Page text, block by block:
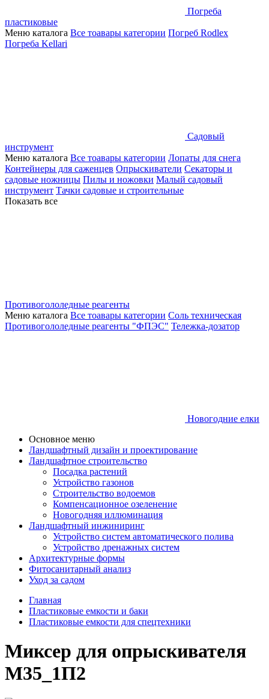
Погреба
пластиковые
Меню каталога Все тоавары категории Погреб Rodlex
Погреба Kellari
Садовый
инструмент
Меню каталога Все тоавары категории Лопаты для снега
Контейнеры для саженцев Опрыскиватели Секаторы и
садовые ножницы Пилы и ножовки Малый садовый
инструмент Тачки садовые и строительные
Показать все
Противогололедные реагенты
Меню каталога Все тоавары категории Соль техническая
Противогололедные реагенты "ФПЭС" Тележка-дозатор
Новогодние елки
Основное меню
Ландшафтный дизайн и проектирование
Ландшафтное строительство
Посадка растений
Устройство газонов
Строительство водоемов
Компенсационное озеленение
Новогодняя иллюминация
Ландшафтный инжиниринг
Устройство систем автоматического полива
Устройство дренажных систем
Aрхитектурные формы
Фитосанитарный анализ
Уход за садом
Главная
Пластиковые емкости и баки
Пластиковые емкости для спецтехники
Миксер для опрыскивателя
М35_1П2